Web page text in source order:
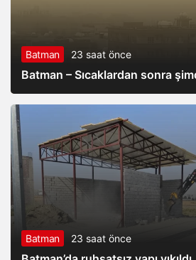
Batman 23 saat önce
Batman – Sıcaklardan sonra
Batman 23 saat önce